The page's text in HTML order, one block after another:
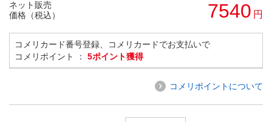
ネット販売
価格（税込）
7540 円
コメリカード番号登録、コメリカードでお支払いで
コメリポイント ： 5ポイント獲得
コメリポイントについて